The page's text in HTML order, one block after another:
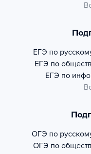
ЕГЭ по
ЕГЭ по
ЕГЭ по
ОГЭ по
ОГЭ по